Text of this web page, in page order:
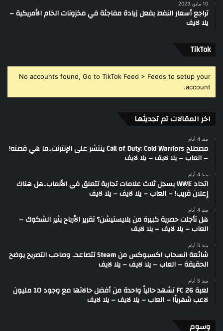
10 مايو، 2023
تراجع أسعار النفط بفعل زيادة مفاجئة في مخزونات الخام الأمريكية –
يلا لايف
‫TikTok
No accounts found, Go to TikTok Feed > Feeds to setup your
account.
اخر المقالات تم تجديثها
منذ 4 أيام
مصطلح Call of Duty: Cold Warriors ينتشر على الإنترنت..ما هي قصته!
– العاب – يلا لايف – يلا لايف
منذ 4 أيام
اتحاد WWE يسجل ثلاث علامات تجارية تتعلق في الألعاب..هل هناك
إعلان قريب! – العاب – يلا لايف – يلا لايف
منذ 4 أيام
هل تأجلت حصرية كبيرة من بلايستيشن؟ تقرير الأرباح يثير الشكوك –
العاب – يلا لايف – يلا لايف
منذ 5 أيام
شائعة انسحاب اكسبوكس من Steam تتصاعد.. وصاحب التصريح يوضح
الحقيقة – العاب – يلا لايف – يلا لايف
منذ 5 أيام
لعبة FC 26 تشهد حالياً واحدة من أفضل حالاتها مع وجود 10 مليون
لاعب شهرياً! – العاب – يلا لايف – يلا لايف
وسوم